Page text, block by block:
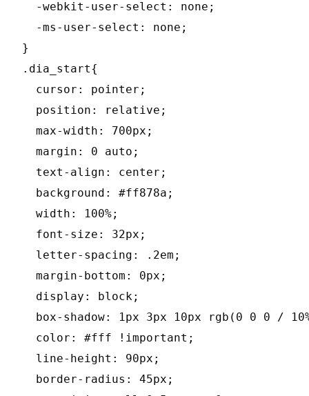
  -webkit-user-select: none;
  -ms-user-select: none;
}
.dia_start{
  cursor: pointer;
  position: relative;
  max-width: 700px;
  margin: 0 auto;
  text-align: center;
  background: #ff878a;
  width: 100%;
  font-size: 32px;
  letter-spacing: .2em;
  margin-bottom: 0px;
  display: block;
box-shadow: 1px 3px 10px rgb(0 0 0 /
  color: #fff !important;
  line-height: 90px;
  border-radius: 45px;